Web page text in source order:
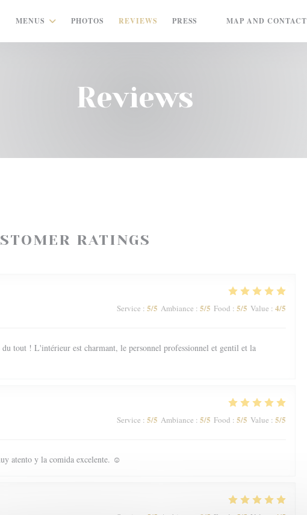
MENUS PHOTOS REVIEWS PRESS MAP AND CONTACT
Reviews
RATINGS
Service : 5/5 Ambiance : 5/5 Food : 5/5 Value : 4/5
du tout ! L'intérieur est charmant, le personnel professionnel et gentil et la
Service : 5/5 Ambiance : 5/5 Food : 5/5 Value : 5/5
atento y la comida excelente. ☺️